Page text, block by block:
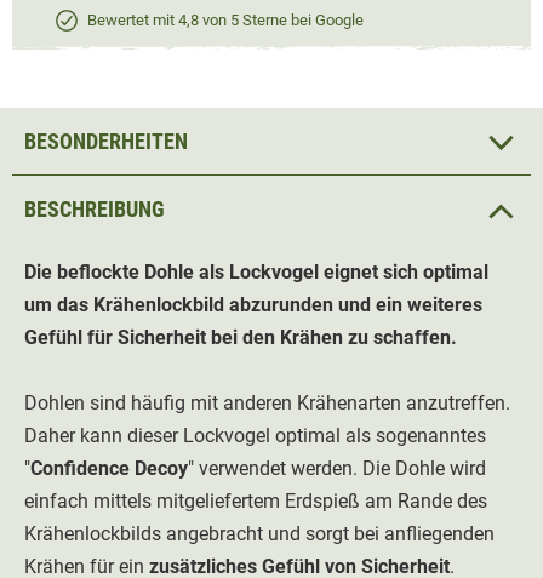
Bewertet mit 4,8 von 5 Sterne bei Google
BESCHREIBUNG
Die beflockte Dohle als Lockvogel eignet sich optimal
um das Krähenlockbild abzurunden und ein weiteres
Gefühl für Sicherheit bei den Krähen zu schaffen.
Dohlen sind häufig mit anderen Krähenarten anzutreffen.
Daher kann dieser Lockvogel optimal als sogenanntes
"Confidence Decoy" verwendet werden. Die Dohle wird
einfach mittels mitgeliefertem Erdspieß am Rande des
Krähenlockbilds angebracht und sorgt bei anfliegenden
Krähen für ein zusätzliches Gefühl von Sicherheit.
BESONDERHEITEN